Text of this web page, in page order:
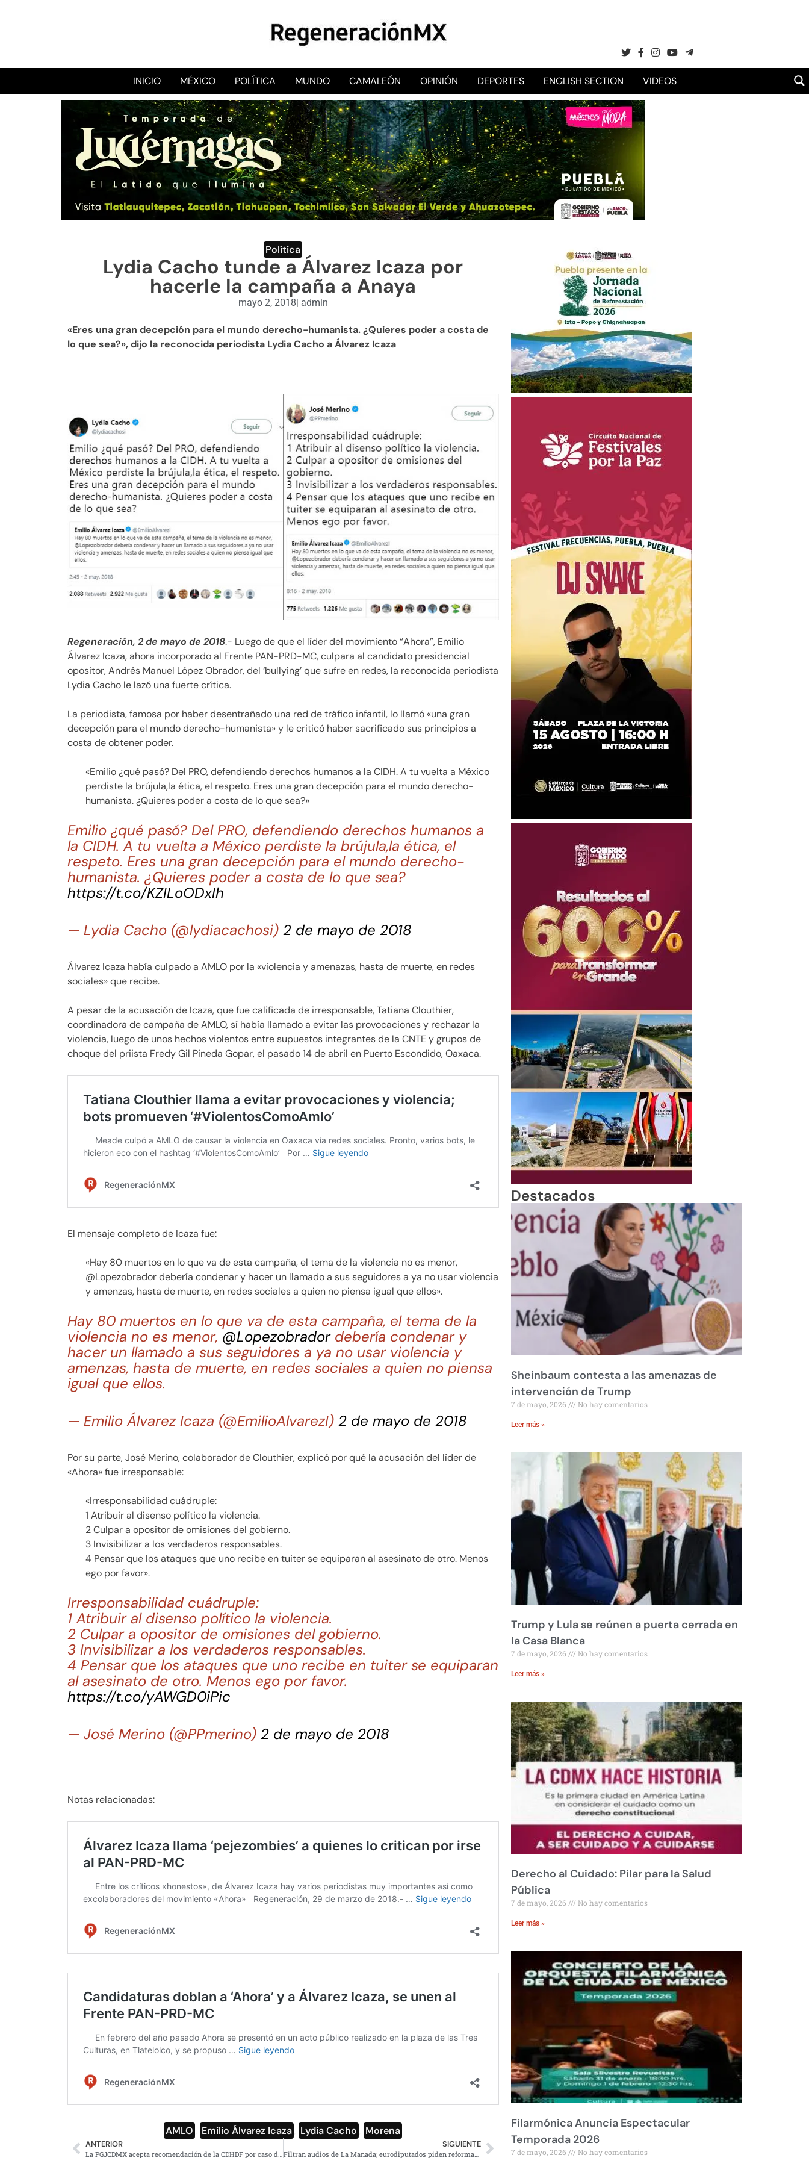
RegeneraciónMX
Sitio de noticias libre e independiente
INICIO MÉXICO POLÍTICA MUNDO CAMALEÓN OPINIÓN DEPORTES ENGLISH SECTION VIDEOS
Política
Lydia Cacho tunde a Álvarez Icaza por
hacerle la campaña a Anaya
mayo 2, 2018 admin
«Eres una gran decepción para el mundo derecho-humanista. ¿Quieres poder a costa de
lo que sea?», dijo la reconocida periodista Lydia Cacho a Álvarez Icaza
Regeneración, 2 de mayo de 2018.- Luego de que el líder del movimiento “Ahora”, Emilio
Álvarez Icaza, ahora incorporado al Frente PAN-PRD-MC, culpara al candidato presidencial
opositor, Andrés Manuel López Obrador, del ‘bullying’ que sufre en redes, la reconocida periodista
Lydia Cacho le lazó una fuerte crítica.
La periodista, famosa por haber desentrañado una red de tráfico infantil, lo llamó «una gran
decepción para el mundo derecho-humanista» y le criticó haber sacrificado sus principios a
costa de obtener poder.
«Emilio ¿qué pasó? Del PRO, defendiendo derechos humanos a la CIDH. A tu vuelta a México
perdiste la brújula,la ética, el respeto. Eres una gran decepción para el mundo derecho-
humanista. ¿Quieres poder a costa de lo que sea?»
Emilio ¿qué pasó? Del PRO, defendiendo derechos humanos a
la CIDH. A tu vuelta a México perdiste la brújula,la ética, el
respeto. Eres una gran decepción para el mundo derecho-
humanista. ¿Quieres poder a costa de lo que sea?
https://t.co/KZILoODxIh
— Lydia Cacho (@lydiacachosi) 2 de mayo de 2018
Álvarez Icaza había culpado a AMLO por la «violencia y amenazas, hasta de muerte, en redes
sociales» que recibe.
A pesar de la acusación de Icaza, que fue calificada de irresponsable, Tatiana Clouthier,
coordinadora de campaña de AMLO, sí había llamado a evitar las provocaciones y rechazar la
violencia, luego de unos hechos violentos entre supuestos integrantes de la CNTE y grupos de
choque del priista Fredy Gil Pineda Gopar, el pasado 14 de abril en Puerto Escondido, Oaxaca.
El mensaje completo de Icaza fue:
«Hay 80 muertos en lo que va de esta campaña, el tema de la violencia no es menor,
@Lopezobrador debería condenar y hacer un llamado a sus seguidores a ya no usar violencia
y amenzas, hasta de muerte, en redes sociales a quien no piensa igual que ellos».
Hay 80 muertos en lo que va de esta campaña, el tema de la
violencia no es menor, @Lopezobradordebería condenar y
hacer un llamado a sus seguidores a ya no usar violencia y
amenzas, hasta de muerte, en redes sociales a quien no piensa
igual que ellos.
— Emilio Álvarez Icaza (@EmilioAlvarezI) 2 de mayo de 2018
Por su parte, José Merino, colaborador de Clouthier, explicó por qué la acusación del líder de
«Ahora» fue irresponsable:
«Irresponsabilidad cuádruple:
1 Atribuir al disenso político la violencia.
2 Culpar a opositor de omisiones del gobierno.
3 Invisibilizar a los verdaderos responsables.
4 Pensar que los ataques que uno recibe en tuiter se equiparan al asesinato de otro. Menos
ego por favor».
Irresponsabilidad cuádruple:
1 Atribuir al disenso político la violencia.
2 Culpar a opositor de omisiones del gobierno.
3 Invisibilizar a los verdaderos responsables.
4 Pensar que los ataques que uno recibe en tuiter se equiparan
al asesinato de otro. Menos ego por favor.
https://t.co/yAWGD0iPic
— José Merino (@PPmerino) 2 de mayo de 2018
Notas relacionadas:
AMLO Emilio Álvarez Icaza Lydia Cacho Morena
ANTERIOR SIGUIENTE
Filtran audios de La Manada; eurodiputados piden reformas a código penal
Destacados
Sheinbaum contesta a las amenazas de
intervención de Trump
7 de mayo, 2026 No hay comentarios
Leer más »
Trump y Lula se reúnen a puerta cerrada en
la Casa Blanca
7 de mayo, 2026 No hay comentarios
Leer más »
Derecho al Cuidado: Pilar para la Salud
Pública
7 de mayo, 2026 No hay comentarios
Leer más »
Filarmónica Anuncia Espectacular
Temporada 2026
7 de mayo, 2026 No hay comentarios